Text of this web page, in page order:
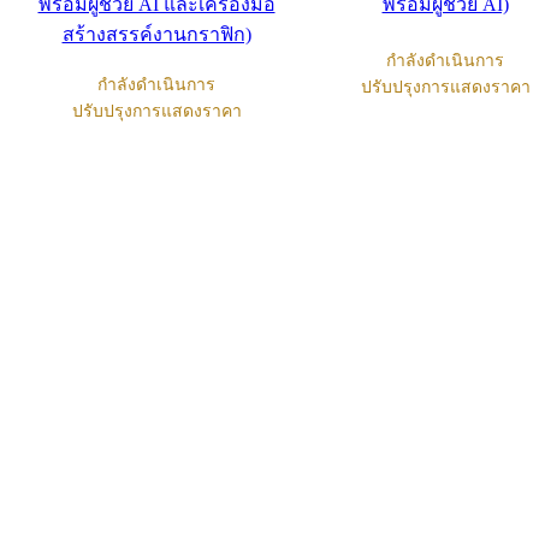
พร้อมผู้ช่วย AI ​​​​​​​และเครื่องมือ
สร้างสรรค์งานกราฟิก)
กำลังดำเนินการ
ปรับปรุงการแสดงราคา
พร้อมผู้ช่วย AI)
กำลังดำเนินการ
ปรับปรุงการแสดงราคา